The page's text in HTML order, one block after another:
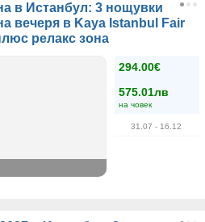
в Истанбул: 3 нощувки
вечеря в Kaya Istanbul Fair
релакс зона
294.00€
575.01лв
на човек
31.07 - 16.12